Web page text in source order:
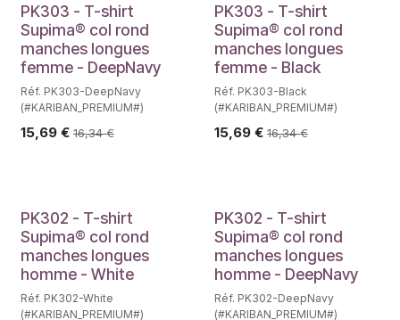
PK303 - T-shirt
Supima® col rond
manches longues
femme - DeepNavy
Réf. PK303-DeepNavy
(#KARIBAN_PREMIUM#)
15,69 € 16,34€
PK303 - T-shirt
Supima® col rond
manches longues
femme - Black
Réf. PK303-Black
(#KARIBAN_PREMIUM#)
15,69€ 16,34€
PK302 - T-shirt
Supima® col rond
manches longues
homme - White
Réf. PK302-White
(#KARIBAN_PREMIUM#)
PK302 - T-shirt
Supima® col rond
manches longues
homme - DeepNavy
Réf. PK302-DeepNavy
(#KARIBAN_PREMIUM#)